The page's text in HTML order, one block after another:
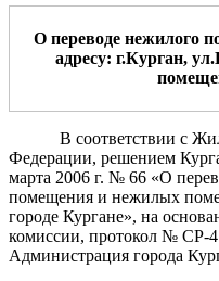
О переводе нежилого
адресу: г.Курган, ул.
В соответствии с
Федерации, решением
марта 2006 г. № 66 «О
помещения и нежилых
городе Кургане», на
комиссии, протокол № СР-4
Администрация города